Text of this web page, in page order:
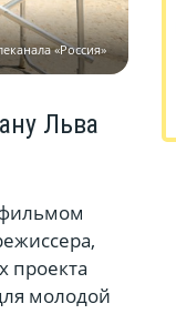
«Россия»
Льва
проекта
молодой